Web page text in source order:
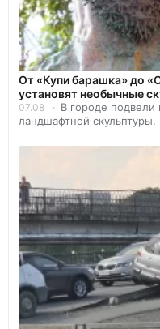
От «Купи барашка» до
установят необычные
07.08
В городе подвели
ландшафтной скульптуры.